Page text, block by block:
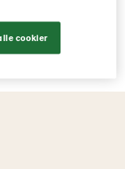
cookier